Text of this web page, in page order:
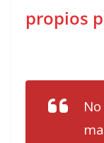
propios